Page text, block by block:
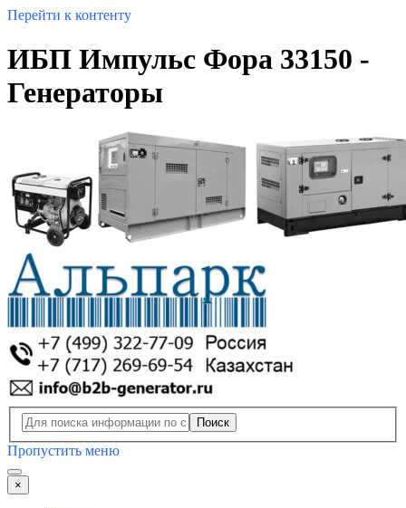
Перейти к контенту
ИБП Импульс Фора 33150 -
Генераторы
Поиск
Пропустить меню
×